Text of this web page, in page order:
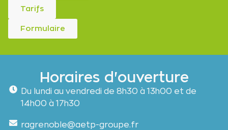
Tarifs
Formulaire
Horaires d'ouverture
Du lundi au vendredi de 8h30 à 13h00 et de
14h00 à 17h30
ragrenoble@aetp-groupe.fr